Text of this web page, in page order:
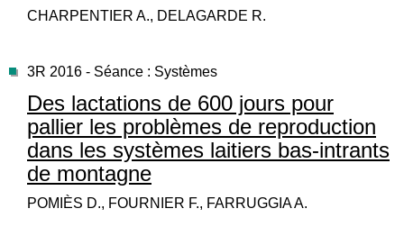
CHARPENTIER A., DELAGARDE R.
3R 2016 - Séance : Systèmes
Des lactations de 600 jours pour
pallier les problèmes de reproduction
dans les systèmes laitiers bas-intrants
de montagne
POMIÈS D., FOURNIER F., FARRUGGIA A.